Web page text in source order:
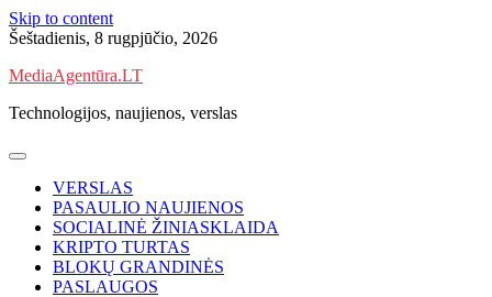
Skip to content
Šeštadienis, 8 rugpjūčio, 2026
MediaAgentūra.LT
Technologijos, naujienos, verslas
VERSLAS
PASAULIO NAUJIENOS
SOCIALINĖ ŽINIASKLAIDA
KRIPTO TURTAS
BLOKŲ GRANDINĖS
PASLAUGOS